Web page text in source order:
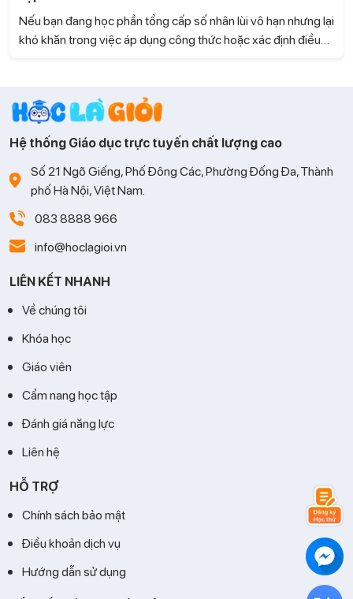
Nếu bạn đang học phần tổng cấp số nhân lùi vô hạn nhưng lại
khó khăn trong việc áp dụng công thức hoặc xác định điều
và cuộc sống và hướng dẫn chi tiết cách giải các dạng bài
tập hay gặp.
Hệ thống Giáo dục trực tuyến chất lượng cao
Số 21 Ngõ Giếng, Phố Đông Các, Phường Đống Đa, Thành
phố Hà Nội, Việt Nam.
083 8888 966
info@hoclagioi.vn
LIÊN KẾT NHANH
Về chúng tôi
Khóa học
Giáo viên
Cẩm nang học tập
Đánh giá năng lực
Liên hệ
HỖ TRỢ
Chính sách bảo mật
Điều khoản dịch vụ
Hướng dẫn sử dụng